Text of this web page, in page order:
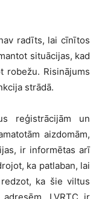
radīts, lai cīnītos
situācijas, kad
robežu. Risinājums
strādā.
reģistrācijām un
aizdomām,
ir informētas arī
ka patlaban, lai
ka šie viltus